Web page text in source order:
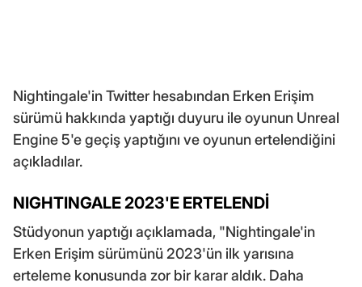
Nightingale'in Twitter hesabından Erken Erişim
sürümü hakkında yaptığı duyuru ile oyunun Unreal
Engine 5'e geçiş yaptığını ve oyunun ertelendiğini
açıkladılar.
NIGHTINGALE 2023'E ERTELENDİ
Stüdyonun yaptığı açıklamada, "Nightingale'in
Erken Erişim sürümünü 2023'ün ilk yarısına
erteleme konusunda zor bir karar aldık. Daha